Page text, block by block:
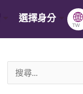
選擇身分 🌐
TW